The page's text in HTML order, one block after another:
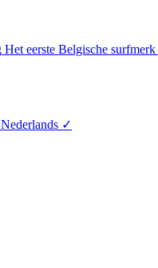
Het eerste Belgische
Nederlands ✓